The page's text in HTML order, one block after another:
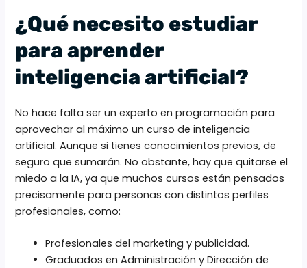
¿Qué necesito estudiar
para aprender
inteligencia artificial?
No hace falta ser un experto en programación para
aprovechar al máximo un curso de inteligencia
artificial. Aunque si tienes conocimientos previos, de
seguro que sumarán. No obstante, hay que quitarse el
miedo a la IA, ya que muchos cursos están pensados
precisamente para personas con distintos perfiles
profesionales, como:
Profesionales del marketing y publicidad.
Graduados en Administración y Dirección de